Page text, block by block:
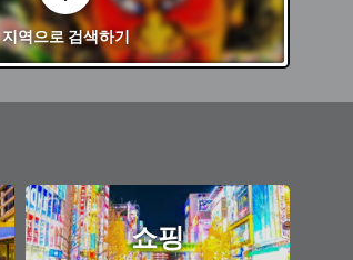
지역으로 검색하기
쇼핑